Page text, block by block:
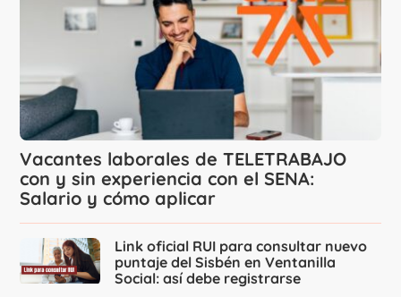
Vacantes laborales de TELETRABAJO
con y sin experiencia con el SENA:
Salario y cómo aplicar
Link oficial RUI para consultar nuevo
puntaje del Sisbén en Ventanilla
Social: así debe registrarse